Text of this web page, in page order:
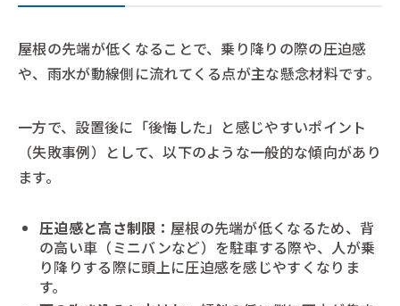
屋根の先端が低くなることで、乗り降りの際の圧迫感
や、雨水が動線側に流れてくる点が主な懸念材料です。
一方で、設置後に「後悔した」と感じやすいポイント
（失敗事例）として、以下のような一般的な傾向があり
ます。
圧迫感と高さ制限： 屋根の先端が低くなるため、背
の高い車（ミニバンなど）を駐車する際や、人が乗
り降りする際に頭上に圧迫感を感じやすくなりま
す。